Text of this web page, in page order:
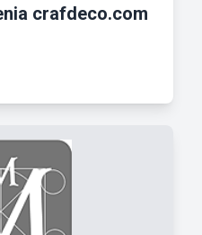
crafdeco.com